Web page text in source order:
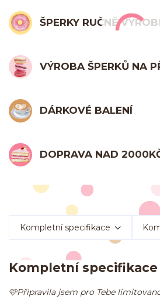
ŠPERKY RUČNĚ
VÝROBA ŠPERKŮ NA
DÁRKOVÉ BALENÍ
DOPRAVA NAD
Kompletní specifikace
Kompletní specifikace
🩷Připravila jsem pro Tebe